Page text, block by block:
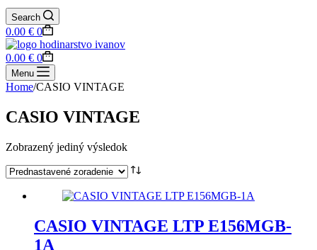
Search
Shopping
cart
0.00 € 0
Shopping
cart
0.00 € 0
Menu
Home/CASIO VINTAGE
CASIO VINTAGE
Zobrazený jediný výsledok
CASIO VINTAGE LTP E156MGB-
1A